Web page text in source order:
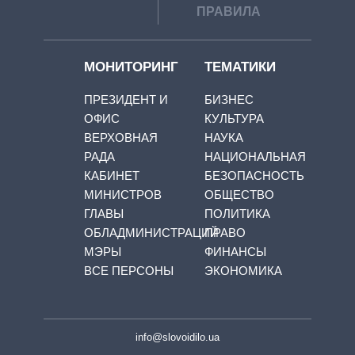
ПРАВИЛА
МОНИТОРИНГ
ПРЕЗИДЕНТ И
ОФИС
ВЕРХОВНАЯ
РАДА
КАБИНЕТ
МИНИСТРОВ
ГЛАВЫ
ОБЛАДМИНИСТРАЦИЙ
МЭРЫ
ВСЕ ПЕРСОНЫ
ТЕМАТИКИ
БИЗНЕС
КУЛЬТУРА
НАУКА
НАЦИОНАЛЬНАЯ
БЕЗОПАСНОСТЬ
ОБЩЕСТВО
ПОЛИТИКА
ПРАВО
ФИНАНСЫ
ЭКОНОМИКА
info@slovoidilo.ua